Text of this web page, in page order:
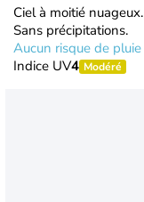
Ciel à moitié nuageux.
Sans précipitations.
Aucun risque de pluie
Indice UV4 Modéré